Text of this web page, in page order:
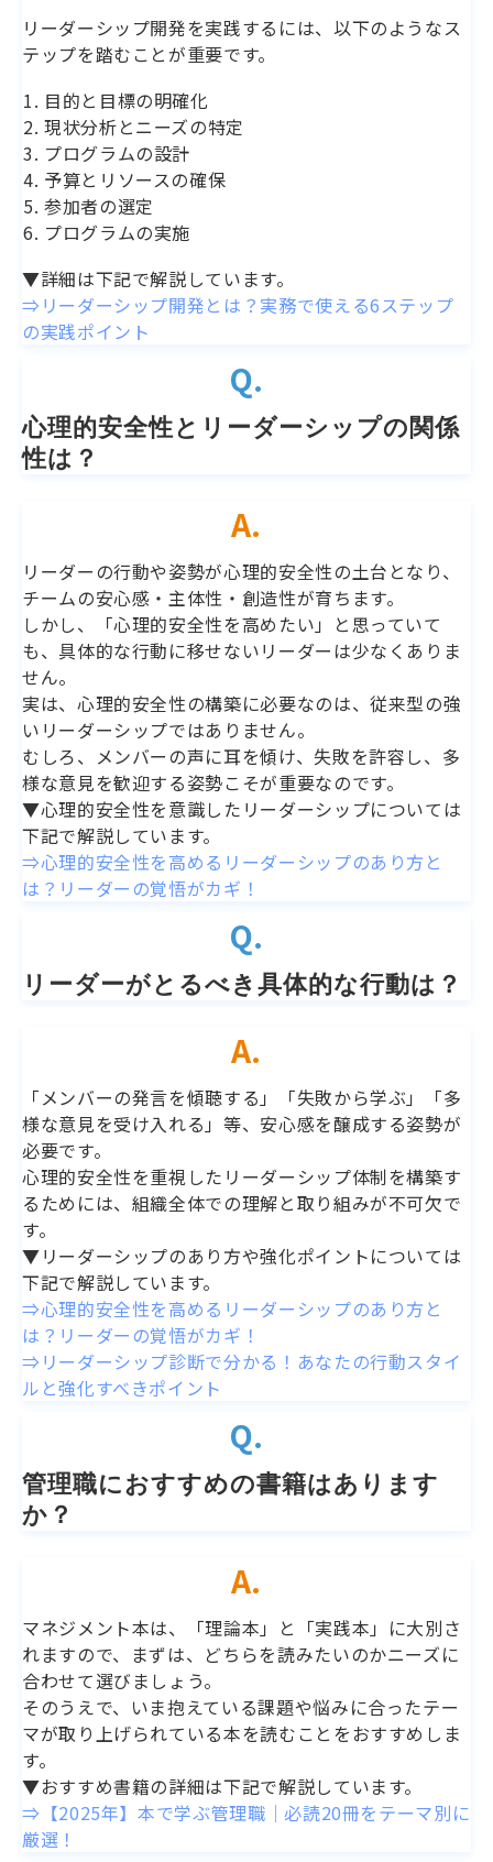
リーダーシップ開発を実践するには、以下のようなス
テップを踏むことが重要です。
目的と目標の明確化
現状分析とニーズの特定
プログラムの設計
予算とリソースの確保
参加者の選定
プログラムの実施
▼詳細は下記で解説しています。
⇒リーダーシップ開発とは？実務で使える6ステップ
の実践ポイント
Q.
心理的安全性とリーダーシップの関係
性は？
A.
リーダーの行動や姿勢が心理的安全性の土台となり、
チームの安心感・主体性・創造性が育ちます。
しかし、「心理的安全性を高めたい」と思っていて
も、具体的な行動に移せないリーダーは少なくありま
せん。
実は、心理的安全性の構築に必要なのは、従来型の強
いリーダーシップではありません。
むしろ、メンバーの声に耳を傾け、失敗を許容し、多
様な意見を歓迎する姿勢こそが重要なのです。
▼心理的安全性を意識したリーダーシップについては
下記で解説しています。
⇒心理的安全性を高めるリーダーシップのあり方と
は？リーダーの覚悟がカギ！
Q.
リーダーがとるべき具体的な行動は？
A.
「メンバーの発言を傾聴する」「失敗から学ぶ」「多
様な意見を受け入れる」等、安心感を醸成する姿勢が
必要です。
心理的安全性を重視したリーダーシップ体制を構築す
るためには、組織全体での理解と取り組みが不可欠で
す。
▼リーダーシップのあり方や強化ポイントについては
下記で解説しています。
⇒心理的安全性を高めるリーダーシップのあり方と
は？リーダーの覚悟がカギ！
⇒リーダーシップ診断で分かる！あなたの行動スタイ
ルと強化すべきポイント
Q.
管理職におすすめの書籍はあります
か？
A.
マネジメント本は、「理論本」と「実践本」に大別さ
れますので、まずは、どちらを読みたいのかニーズに
合わせて選びましょう。
そのうえで、いま抱えている課題や悩みに合ったテー
マが取り上げられている本を読むことをおすすめしま
す。
▼おすすめ書籍の詳細は下記で解説しています。
⇒【2025年】本で学ぶ管理職｜必読20冊をテーマ別に
厳選！